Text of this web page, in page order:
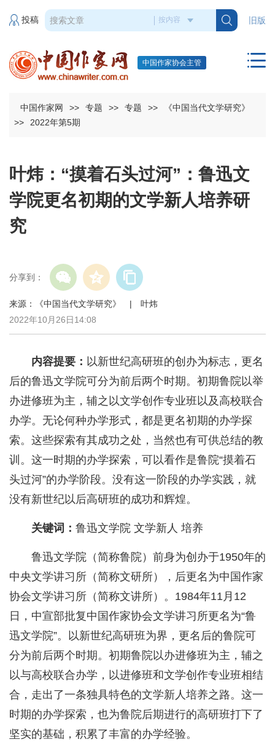
旧版
投稿
中国作家协会主管
中国作家网 >> 专题 >> 专题 >>
《中国当代文学研究》
>>
2022年第5期
叶炜：“摸着石头过河”：鲁迅文
学院更名初期的文学新人培养研
究
分享到：
来源：《中国当代文学研究》 | 叶炜
2022年10月26日14:08
内容提要： 以新世纪高研班的创办为标志，更名
后的鲁迅文学院可分为前后两个时期。初期鲁院以举
办进修班为主，辅之以文学创作专业班以及高校联合
办学。无论何种办学形式，都是更名初期的办学探
索。这些探索有其成功之处，当然也有可供总结的教
训。这一时期的办学探索，可以看作是鲁院“摸着石
头过河”的办学阶段。没有这一阶段的办学实践，就
没有新世纪以后高研班的成功和辉煌。
关键词： 鲁迅文学院 文学新人 培养
鲁迅文学院（简称鲁院）前身为创办于1950年的
中央文学讲习所（简称文研所），后更名为中国作家
协会文学讲习所（简称文讲所）。1984年11月12
日，中宣部批复中国作家协会文学讲习所更名为“鲁
迅文学院”。以新世纪高研班为界，更名后的鲁院可
分为前后两个时期。初期鲁院以办进修班为主，辅之
以与高校联合办学，以进修班和文学创作专业班相结
合，走出了一条独具特色的文学新人培养之路。这一
时期的办学探索，也为鲁院后期进行的高研班打下了
坚实的基础，积累了丰富的办学经验。